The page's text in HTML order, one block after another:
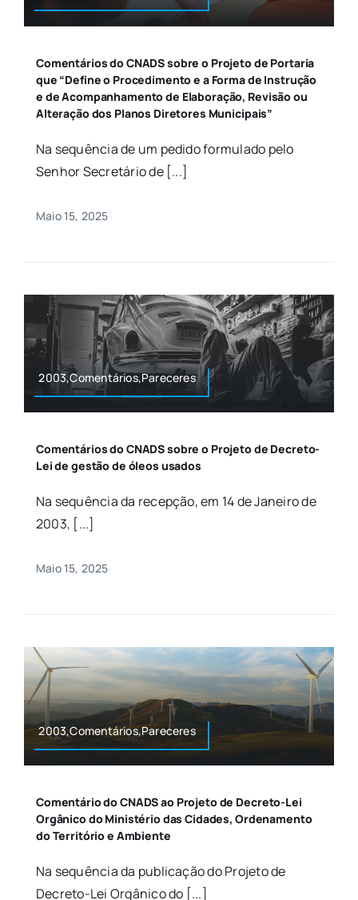
Comentários do CNADS sobre o Projeto de Portaria
que “Define o Procedimento e a Forma de Instrução
e de Acompanhamento de Elaboração, Revisão ou
Alteração dos Planos Diretores Municipais”
Na sequência de um pedido formulado pelo
Senhor Secretário de [...]
Maio 15, 2025
2003,Comentários,Pareceres
Comentários do CNADS sobre o Projeto de Decreto-
Lei de gestão de óleos usados
Na sequência da recepção, em 14 de Janeiro de
2003, [...]
Maio 15, 2025
2003,Comentários,Pareceres
Comentário do CNADS ao Projeto de Decreto-Lei
Orgânico do Ministério das Cidades, Ordenamento
do Território e Ambiente
Na sequência da publicação do Projeto de
Decreto-Lei Orgânico do [...]